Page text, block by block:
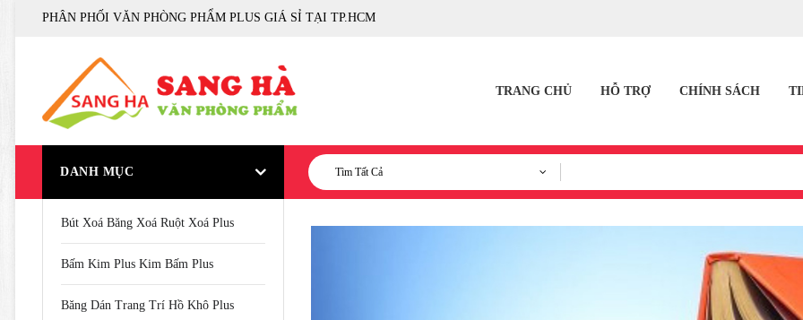
PHÂN PHỐI VĂN PHÒNG PHẨM PLUS GIÁ SỈ TẠI TP.HCM
TRANG CHỦ HỖ TRỢ CHÍNH SÁCH
DANH MỤC Tìm Tất Cả
Bút Xoá Băng Xoá Ruột Xoá Plus
Bấm Kim Plus Kim Bấm Plus
Băng Dán Trang Trí Hồ Khô Plus